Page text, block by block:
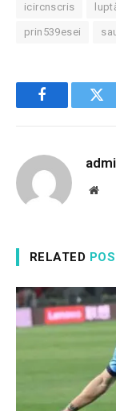
icircnscris
prin539esei
Facebook
RELATED